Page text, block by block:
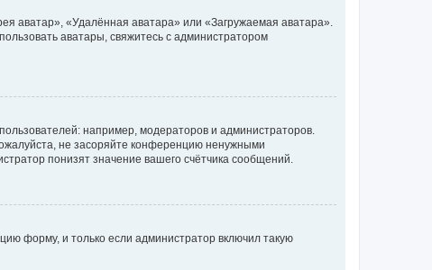
аватар», «Удалённая аватара» или «Загружаемая аватара».
аватары, свяжитесь с администратором
например, модераторов и администраторов.
не засоряйте конференцию ненужными
понизят значение вашего счётчика сообщений.
форму, и только если администратор включил такую